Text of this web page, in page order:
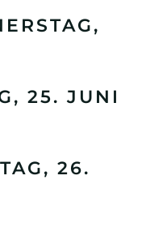
25. JUNI
26.